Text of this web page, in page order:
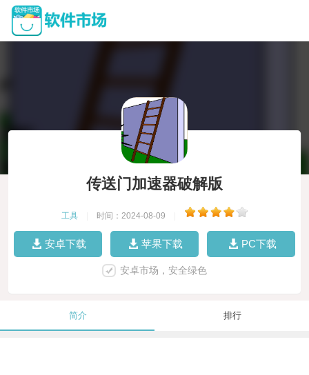
传送门加速器破解版
工具 时间：2024-08-09
安卓下载 苹果下载 PC下载
安卓市场，安全绿色
简介 排行